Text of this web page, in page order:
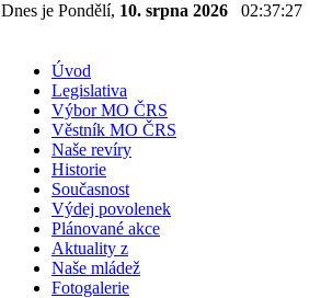
Dnes je Pondělí, 10. srpna 2026 02:37:27
Úvod
Legislativa
Výbor MO ČRS
Věstník MO ČRS
Naše revíry
Historie
Současnost
Výdej povolenek
Plánované akce
Aktuality z
Naše mládež
Fotogalerie